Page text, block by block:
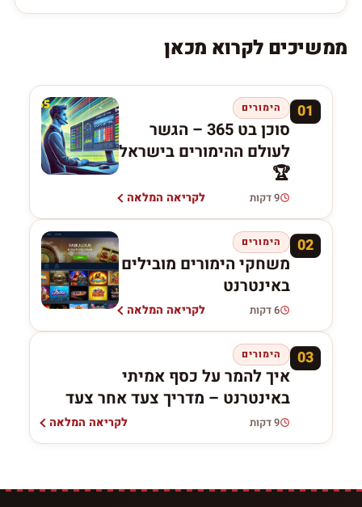
ממשיכים לקרוא מכאן
01 הימורים
סוכן בט 365 – הגשר
לעולם ההימורים בישראל
🏆
9 דקות לקריאה המלאה
02 הימורים
משחקי הימורים מובילים
באינטרנט
6 דקות לקריאה המלאה
03 הימורים
איך להמר על כסף אמיתי
באינטרנט – מדריך צעד אחר צעד
9 דקות לקריאה המלאה